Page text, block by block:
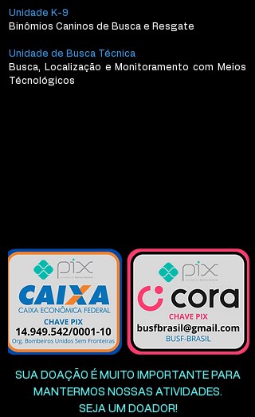
Unidade K-9
Binômios Caninos de Busca e Resgate
Unidade de Busca Técnica
Busca, Localização e Monitoramento com Meios
Técnológicos
SUA DOAÇÃO É MUITO IMPORTANTE PARA
MANTERMOS NOSSAS ATIVIDADES.
SEJA UM DOADOR!